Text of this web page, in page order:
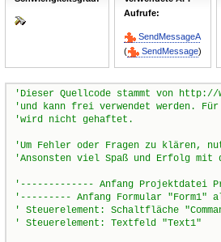
Aufrufe:
SendMessageA
(
SendMessage)